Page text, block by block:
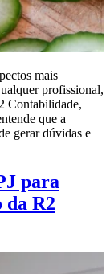
mais
profissional,
Contabilidade,
que a
gerar dúvidas e
para
R2